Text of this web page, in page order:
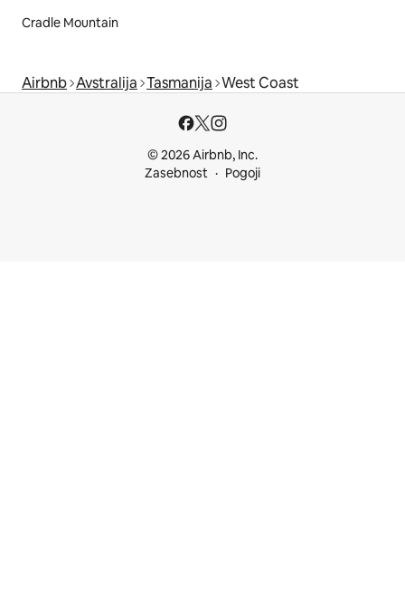
Cradle Mountain
Airbnb Avstralija Tasmanija West Coast
© 2026 Airbnb, Inc.
Zasebnost
Pogoji